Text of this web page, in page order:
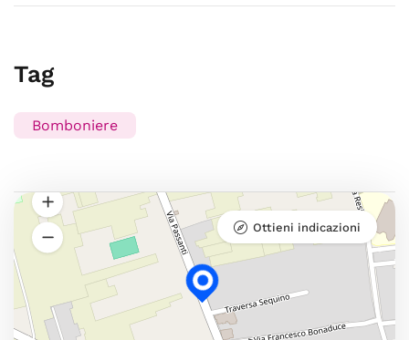
Tag
Bomboniere
Ottieni indicazioni